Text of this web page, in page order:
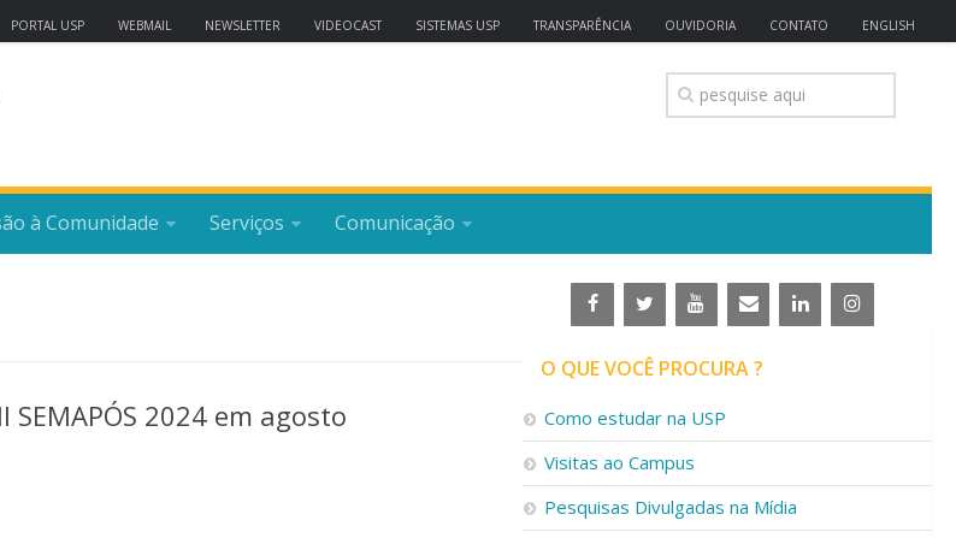
PORTAL USP WEBMAIL NEWSLETTER VIDEOCAST SISTEMAS USP TRANSPARÊNCIA OUVIDORIA CONTATO ENGLISH
à Comunidade Serviços Comunicação
2024 em agosto
O QUE VOCÊ PROCURA ?
Como estudar na USP
Visitas ao Campus
Pesquisas Divulgadas na Mídia